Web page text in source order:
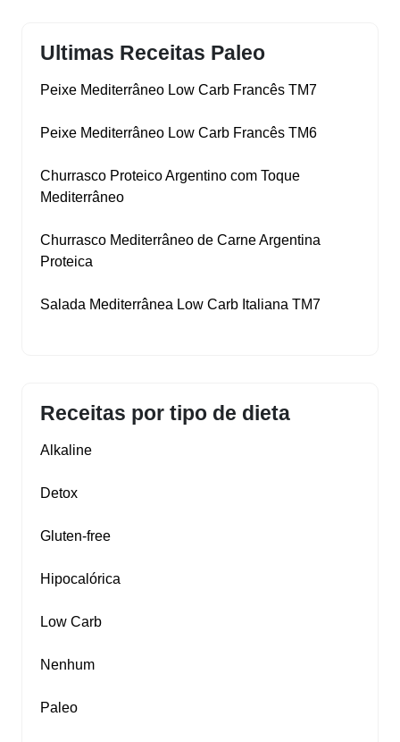
Ultimas Receitas Paleo
Peixe Mediterrâneo Low Carb Francês TM7
Peixe Mediterrâneo Low Carb Francês TM6
Churrasco Proteico Argentino com Toque
Mediterrâneo
Churrasco Mediterrâneo de Carne Argentina
Proteica
Salada Mediterrânea Low Carb Italiana TM7
Receitas por tipo de dieta
Alkaline
Detox
Gluten‑free
Hipocalórica
Low Carb
Nenhum
Paleo